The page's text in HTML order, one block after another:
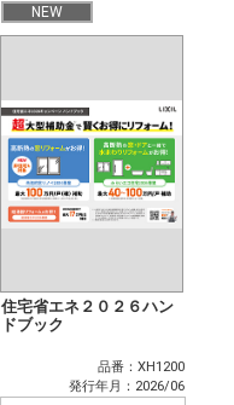
NEW
住宅省エネ２０２６ハン
ドブック
品番：XH1200
発行年月：2026/06